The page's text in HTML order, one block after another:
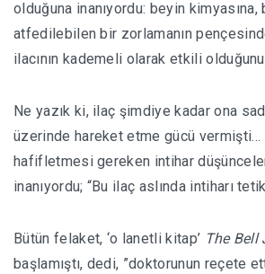
olduğuna inanıyordu: beyin
atfedilebilen bir zorlamanın
ilacının kademeli olarak etkili
Ne yazık ki, ilaç şimdiye kadar ona
üzerinde hareket etme gücü vermişti…
hafifletmesi gereken intihar
inanıyordu; “Bu ilaç aslında intiharı
Bütün felaket, ‘o lanetli kitap’ The Bell
başlamıştı, dedi, ”doktorunun reçete